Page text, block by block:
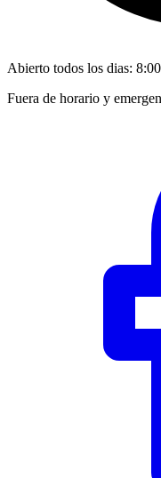
Abierto todos los dias:
Fuera de horario y